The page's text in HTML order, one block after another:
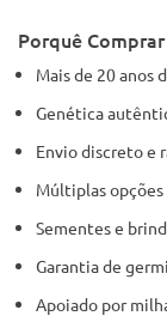
Porquê
Mais de 20 anos
Genética
Envio discreto e
Múltiplas opções
Sementes e
Garantia de
Apoiado por